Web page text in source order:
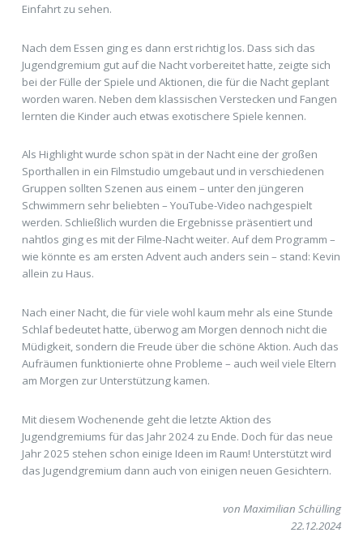
Einfahrt zu sehen.
Nach dem Essen ging es dann erst richtig los. Dass sich das
Jugendgremium gut auf die Nacht vorbereitet hatte, zeigte sich
bei der Fülle der Spiele und Aktionen, die für die Nacht geplant
worden waren. Neben dem klassischen Verstecken und Fangen
lernten die Kinder auch etwas exotischere Spiele kennen.
Als Highlight wurde schon spät in der Nacht eine der großen
Sporthallen in ein Filmstudio umgebaut und in verschiedenen
Gruppen sollten Szenen aus einem – unter den jüngeren
Schwimmern sehr beliebten – YouTube-Video nachgespielt
werden. Schließlich wurden die Ergebnisse präsentiert und
nahtlos ging es mit der Filme-Nacht weiter. Auf dem Programm –
wie könnte es am ersten Advent auch anders sein – stand: Kevin
allein zu Haus.
Nach einer Nacht, die für viele wohl kaum mehr als eine Stunde
Schlaf bedeutet hatte, überwog am Morgen dennoch nicht die
Müdigkeit, sondern die Freude über die schöne Aktion. Auch das
Aufräumen funktionierte ohne Probleme – auch weil viele Eltern
am Morgen zur Unterstützung kamen.
Mit diesem Wochenende geht die letzte Aktion des
Jugendgremiums für das Jahr 2024 zu Ende. Doch für das neue
Jahr 2025 stehen schon einige Ideen im Raum! Unterstützt wird
das Jugendgremium dann auch von einigen neuen Gesichtern.
von Maximilian Schülling
22.12.2024